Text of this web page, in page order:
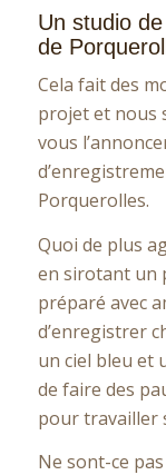
Un studio
de
Cela fait des
projet et nous
vous
Porquerolles.
Quoi de plus
en sirotant un
préparé avec
d’enregistrer
un ciel bleu et
de faire des
pour travailler
Ne sont-ce